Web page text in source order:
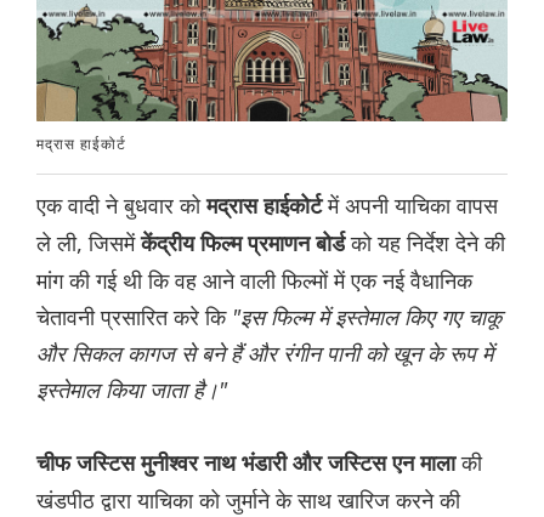
मद्रास हाईकोर्ट
एक वादी ने बुधवार कोमद्रास हाईकोर्टमें अपनी याचिका वापस
ले ली, जिसमेंकेंद्रीय फिल्म प्रमाणन बोर्डको यह निर्देश देने की
मांग की गई थी कि वह आने वाली फिल्मों में एक नई वैधान‌िक
चेतावनी प्रसारित करे कि "इस फिल्म में इस्तेमाल किए गए चाकू
और सिकल कागज से बने हैं और रंगीन पानी को खून के रूप में
इस्तेमाल किया जाता है।"
चीफ जस्टिस मुनीश्वर नाथ भंडारी और जस्टिस एन मालाकी
खंडपीठ द्वारा याचिका को जुर्माने के साथ खारिज करने की